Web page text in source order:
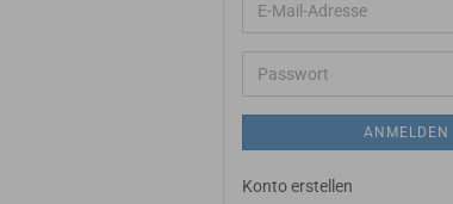
E-
Mail-
Adresse
Passwort
ANMELDEN
Konto erstellen